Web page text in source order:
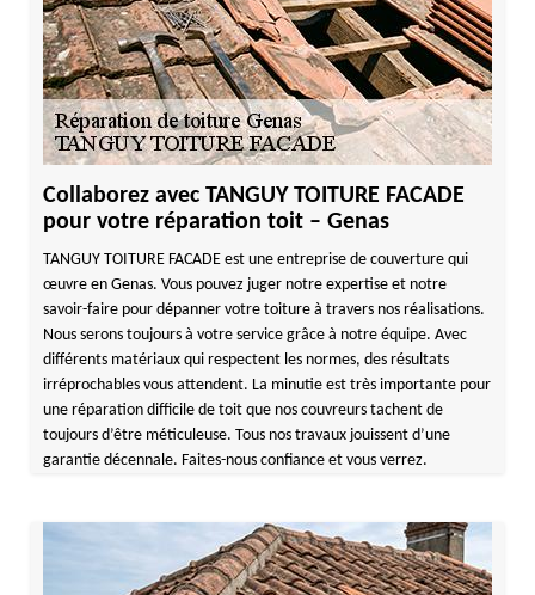
Collaborez avec TANGUY TOITURE FACADE
pour votre réparation toit – Genas
TANGUY TOITURE FACADE est une entreprise de couverture qui
œuvre en Genas. Vous pouvez juger notre expertise et notre
savoir-faire pour dépanner votre toiture à travers nos réalisations.
Nous serons toujours à votre service grâce à notre équipe. Avec
différents matériaux qui respectent les normes, des résultats
irréprochables vous attendent. La minutie est très importante pour
une réparation difficile de toit que nos couvreurs tachent de
toujours d’être méticuleuse. Tous nos travaux jouissent d’une
garantie décennale. Faites-nous confiance et vous verrez.